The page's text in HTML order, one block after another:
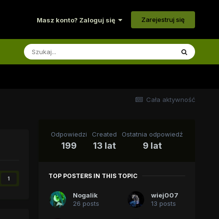
Masz konto? Zaloguj się Zarejestruj się
Cała aktywność
1
Odpowiedzi
199
Created
13 lat
Ostatnia odpowiedź
9 lat
TOP POSTERS IN THIS TOPIC
Nogalik
26 posts
wiej007
13 posts